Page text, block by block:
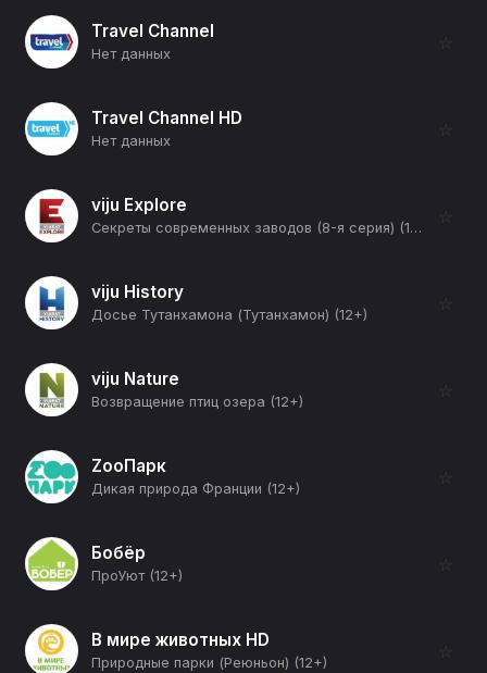
Travel Channel
Нет данных
☆
Travel Channel HD
Нет данных
☆
viju Explore
Секреты современных заводов (8-я серия) (12+)
☆
viju History
Досье Тутанхамона (Тутанхамон) (12+)
☆
viju Nature
Возвращение птиц озера (12+)
☆
ZooПарк
Дикая природа Франции (12+)
☆
Бобёр
ПроУют (12+)
☆
В мире животных HD
Природные парки (Реюньон) (12+)
☆